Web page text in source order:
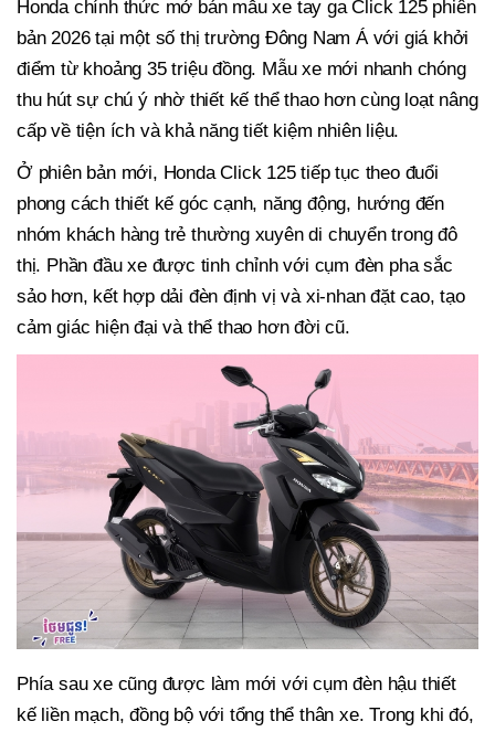
Honda chính thức mở bán mẫu xe tay ga Click 125 phiên
bản 2026 tại một số thị trường Đông Nam Á với giá khởi
điểm từ khoảng 35 triệu đồng. Mẫu xe mới nhanh chóng
thu hút sự chú ý nhờ thiết kế thể thao hơn cùng loạt nâng
cấp về tiện ích và khả năng tiết kiệm nhiên liệu.
Ở phiên bản mới, Honda Click 125 tiếp tục theo đuổi
phong cách thiết kế góc cạnh, năng động, hướng đến
nhóm khách hàng trẻ thường xuyên di chuyển trong đô
thị. Phần đầu xe được tinh chỉnh với cụm đèn pha sắc
sảo hơn, kết hợp dải đèn định vị và xi-nhan đặt cao, tạo
cảm giác hiện đại và thể thao hơn đời cũ.
Phía sau xe cũng được làm mới với cụm đèn hậu thiết
kế liền mạch, đồng bộ với tổng thể thân xe. Trong khi đó,